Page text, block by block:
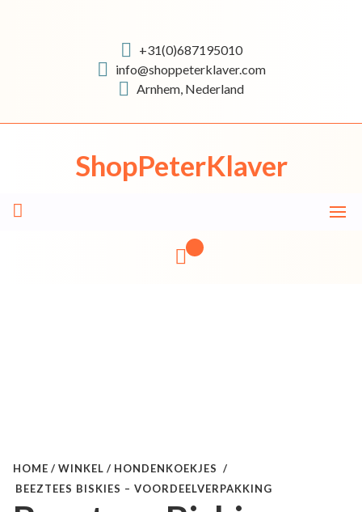
+31(0)687195010
info@shoppeterklaver.com
Arnhem, Nederland
ShopPeterKlaver
HOME WINKEL
HONDENKOEKJES
BEEZTEES BISKIES – VOORDEELVERPAKKING